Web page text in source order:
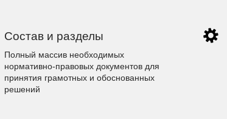
Состав и разделы
Полный массив необходимых
нормативно-правовых документов для
принятия грамотных и обоснованных
решений